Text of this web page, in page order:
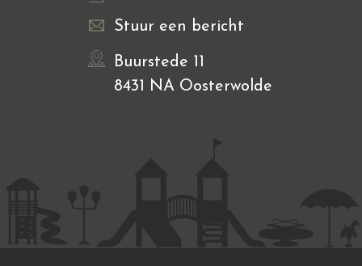
Stuur een bericht
Buurstede 11
8431 NA Oosterwolde